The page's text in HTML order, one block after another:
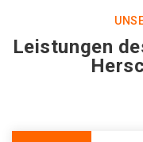
Leistungen